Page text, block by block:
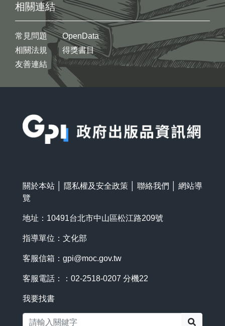
相關連結
常見問題
相關法規
友善連結
OpenData
得獎書目
關於本站 隱私權及安全政策 聯絡我們
網站導
覽
地址：10491台北市中山區松江路209號
指導單位：文化部
客服信箱： gpi@moc.gov.tw
客服電話：：02-2518-0207 分機22
我要找書